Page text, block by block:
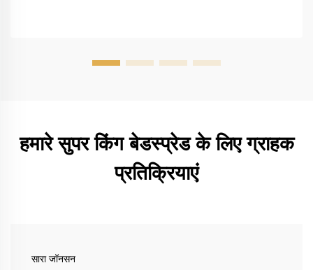
हमारे सुपर किंग बेडस्प्रेड के लिए ग्राहक
प्रतिक्रियाएं
सारा जॉनसन